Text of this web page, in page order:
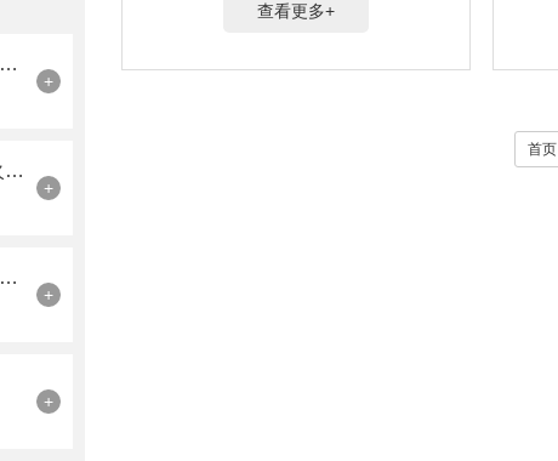
水淬火和油淬火的核心区别、适用材质及选型指南
+
PAG 淬火液成分及对淬火工艺的作用影响
+
淬火油如何更换？更换周期与判定标准详解
+
+
查看更多+
首页